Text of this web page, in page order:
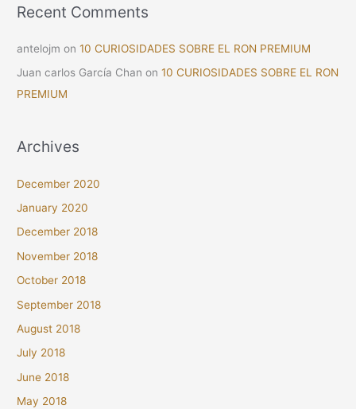
Recent Comments
antelojm on10 CURIOSIDADES SOBRE EL RON PREMIUM
Juan carlos García Chan on10 CURIOSIDADES SOBRE EL RON
PREMIUM
Archives
December 2020
January 2020
December 2018
November 2018
October 2018
September 2018
August 2018
July 2018
June 2018
May 2018